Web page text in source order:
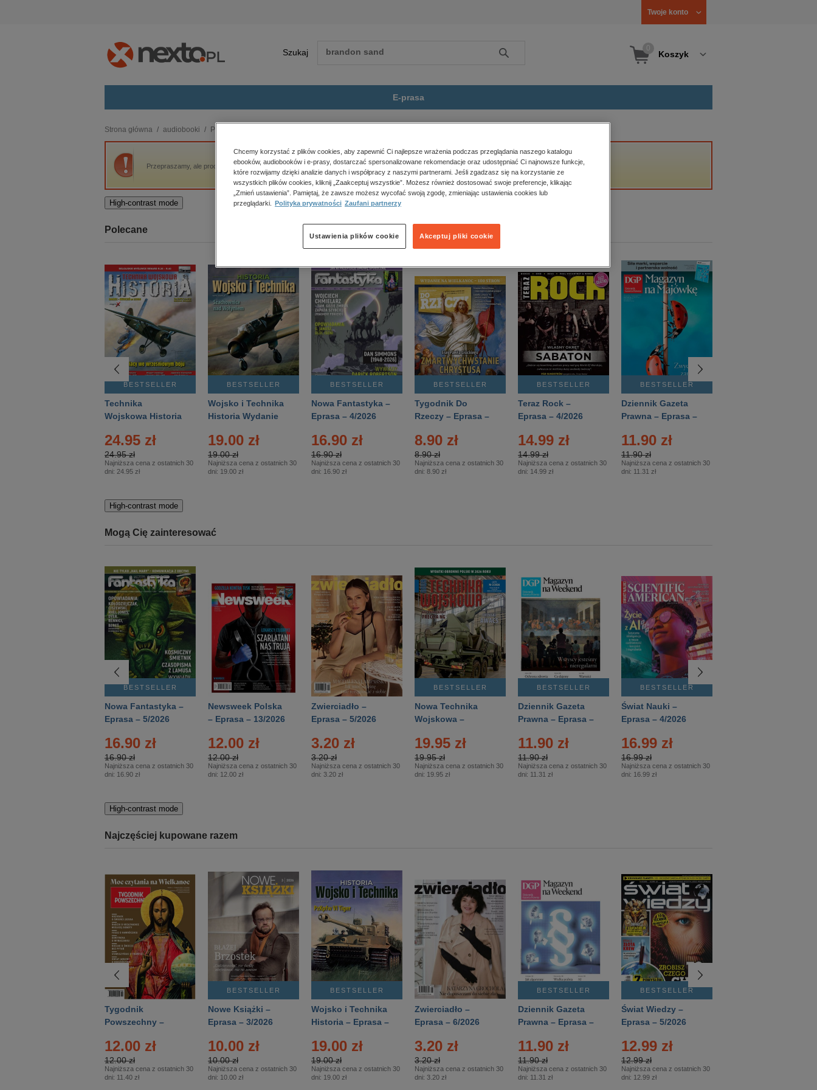
Twoje konto
Szukaj Szukaj Koszyk
E-prasa
budownictwo, aranżacja wnętrz
biznesowe, branżowe, gospodarka
darmowe wydania
edukacja
kobiece, lifestyle, kultura
polityka, społeczno-informacyjne
psychologiczne
inne
popularno-naukowe
historia
zdrowie
religie
Strona główna audiobooki Powieść
Przepraszamy, ale produkt „Przygody Kapitana Hatterasa” nie jest dostępny.
High-contrast mode
Polecane
BESTSELLER
Technika
Wojskowa Historia
24.95 zł
24.95 zł
Najniższa cena z ostatnich 30
dni: 24.95 zł
BESTSELLER
Wojsko i Technika
Historia Wydanie
– 2/2026
19.00 zł
19.00 zł
Najniższa cena z ostatnich 30
dni: 19.00 zł
BESTSELLER
Nowa Fantastyka –
Eprasa – 4/2026
16.90 zł
16.90 zł
Najniższa cena z ostatnich 30
dni: 16.90 zł
BESTSELLER
Tygodnik Do
Rzeczy – Eprasa –
8.90 zł
8.90 zł
Najniższa cena z ostatnich 30
dni: 8.90 zł
BESTSELLER
Teraz Rock –
Eprasa – 4/2026
14.99 zł
14.99 zł
Najniższa cena z ostatnich 30
dni: 14.99 zł
BESTSELLER
Dziennik Gazeta
Prawna – Eprasa –
11.90 zł
11.90 zł
Najniższa cena z ostatnich 30
dni: 11.31 zł
High-contrast mode
Mogą Cię zainteresować
BESTSELLER
Nowa Fantastyka –
Eprasa – 5/2026
16.90 zł
16.90 zł
Najniższa cena z ostatnich 30
dni: 16.90 zł
Newsweek Polska
– Eprasa – 13/2026
12.00 zł
12.00 zł
Najniższa cena z ostatnich 30
dni: 12.00 zł
Zwierciadło –
Eprasa – 5/2026
3.20 zł
3.20 zł
Najniższa cena z ostatnich 30
dni: 3.20 zł
BESTSELLER
Nowa Technika
Wojskowa –
19.95 zł
19.95 zł
Najniższa cena z ostatnich 30
dni: 19.95 zł
BESTSELLER
Dziennik Gazeta
Prawna – Eprasa –
11.90 zł
11.90 zł
Najniższa cena z ostatnich 30
dni: 11.31 zł
BESTSELLER
Świat Nauki –
Eprasa – 4/2026
16.99 zł
16.99 zł
Najniższa cena z ostatnich 30
dni: 16.99 zł
High-contrast mode
Najczęściej kupowane razem
Tygodnik
Powszechny –
12.00 zł
12.00 zł
Najniższa cena z ostatnich 30
dni: 11.40 zł
BESTSELLER
Nowe Książki –
Eprasa – 3/2026
10.00 zł
10.00 zł
Najniższa cena z ostatnich 30
dni: 10.00 zł
BESTSELLER
Wojsko i Technika
Historia – Eprasa –
19.00 zł
19.00 zł
Najniższa cena z ostatnich 30
dni: 19.00 zł
Zwierciadło –
Eprasa – 6/2026
3.20 zł
3.20 zł
Najniższa cena z ostatnich 30
dni: 3.20 zł
BESTSELLER
Dziennik Gazeta
Prawna – Eprasa –
11.90 zł
11.90 zł
Najniższa cena z ostatnich 30
dni: 11.31 zł
BESTSELLER
Świat Wiedzy –
Eprasa – 5/2026
12.99 zł
12.99 zł
Najniższa cena z ostatnich 30
dni: 12.99 zł
Chcemy korzystać z plików cookies, aby zapewnić Ci najlepsze wrażenia podczas przeglądania naszego katalogu
ebooków, audiobooków i e-prasy, dostarczać spersonalizowane rekomendacje oraz udostępniać Ci najnowsze funkcje,
które rozwijamy dzięki analizie danych i współpracy z naszymi partnerami. Jeśli zgadzasz się na korzystanie ze
wszystkich plików cookies, kliknij „Zaakceptuj wszystkie”. Możesz również dostosować swoje preferencje, klikając
„Zmień ustawienia”. Pamiętaj, że zawsze możesz wycofać swoją zgodę, zmieniając ustawienia cookies lub
przeglądarki.
Polityka prywatności Zaufani partnerzy
Akceptuj pliki cookie
Ustawienia plików cookie